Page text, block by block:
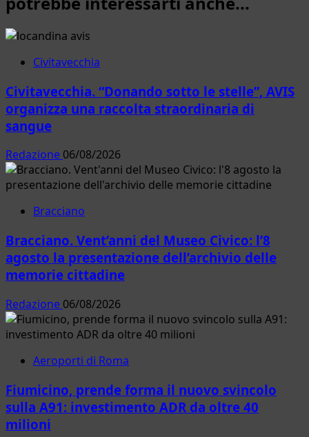
Civitavecchia
Civitavecchia. “Donando sotto le stelle”, AVIS
organizza una raccolta straordinaria di
sangue
Redazione 06/08/2026
Bracciano
Bracciano. Vent’anni del Museo Civico: l’8
agosto la presentazione dell’archivio delle
memorie cittadine
Redazione 06/08/2026
Aeroporti di Roma
Fiumicino, prende forma il nuovo svincolo
sulla A91: investimento ADR da oltre 40
milioni